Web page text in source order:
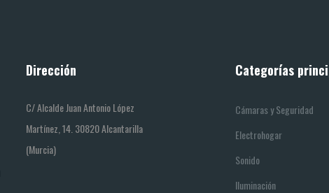
Dirección
C/ Alcalde Juan Antonio López
Martínez, 14. 30820 Alcantarilla
(Murcia)
Categorías
Cámaras y Seguridad
Electrohogar
Sonido
Iluminación